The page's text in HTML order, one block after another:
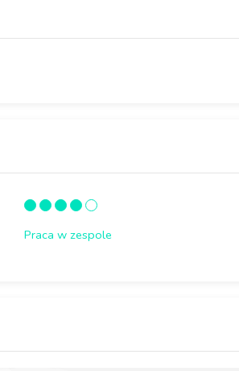
Praca w zespole